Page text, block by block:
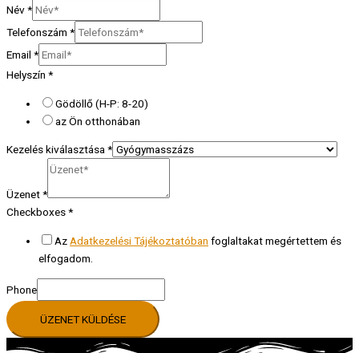
Név*
Telefonszám *
Email *
Helyszín *
Gödöllő (H-P: 8-20)
az Ön otthonában
Kezelés kiválasztása*
Üzenet*
Checkboxes*
Az Adatkezelési Tájékoztatóban foglaltakat megértettem és
elfogadom.
Phone
ÜZENET KÜLDÉSE